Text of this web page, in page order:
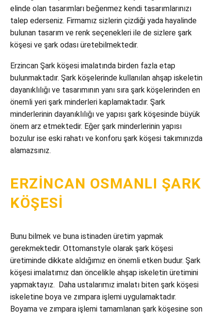
elinde olan tasarımları beğenmez kendi tasarımlarınızı
talep ederseniz. Firmamız sizlerin çizdiği yada hayalinde
bulunan tasarım ve renk seçenekleri ile de sizlere şark
köşesi ve şark odası üretebilmektedir.
Erzincan Şark köşesi imalatında birden fazla etap
bulunmaktadır. Şark köşelerinde kullanılan ahşap iskeletin
dayanıklılığı ve tasarımının yanı sıra şark köşelerinden en
önemli yeri şark minderleri kaplamaktadır. Şark
minderlerinin dayanıklılığı ve yapısı şark köşesinde büyük
önem arz etmektedir. Eğer şark minderlerinin yapısı
bozulur ise eski rahatı ve konforu şark köşesi takımınızda
alamazsınız.
ERZINCAN OSMANLI ŞARK
KÖŞESI
Bunu bilmek ve buna istinaden üretim yapmak
gerekmektedir. Ottomanstyle olarak şark köşesi
üretiminde dikkate aldığımız en önemli etken budur. Şark
köşesi imalatımız dan öncelikle ahşap iskeletin üretimini
yapmaktayız. Daha ustalarımız imalatı biten şark köşesi
iskeletine boya ve zımpara işlemi uygulamaktadır.
Boyama ve zımpara işlemi tamamlanan şark köşesine son